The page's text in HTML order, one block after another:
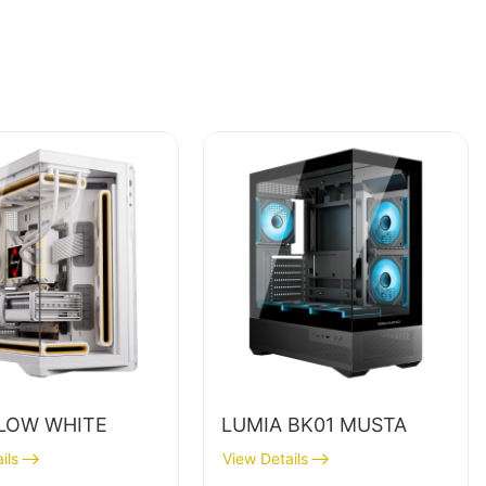
WHITE LUMIA BK01 MUSTA
View Details